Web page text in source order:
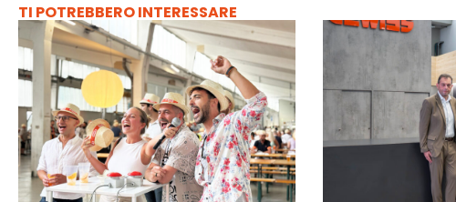
TI POTREBBERO INTERESSARE